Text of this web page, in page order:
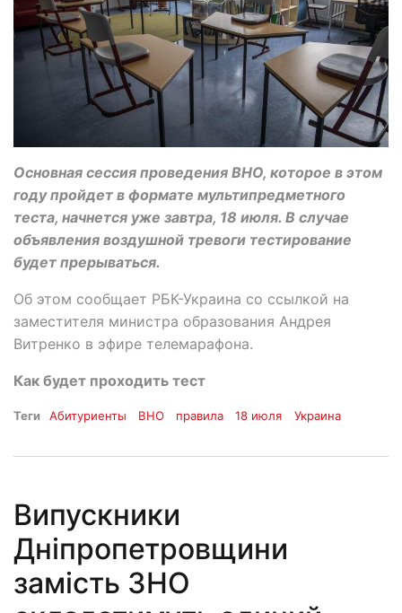
Основная сессия проведения ВНО, которое в этом
году пройдет в формате мультипредметного
теста, начнется уже завтра, 18 июля. В случае
объявления воздушной тревоги тестирование
будет прерываться.
Об этом сообщает РБК-Украина со ссылкой на
заместителя министра образования Андрея
Витренко в эфире телемарафона.
Как будет проходить тест
Теги Абитуриенты ВНО правила 18 июля Украина
Випускники
Дніпропетровщини
замість ЗНО